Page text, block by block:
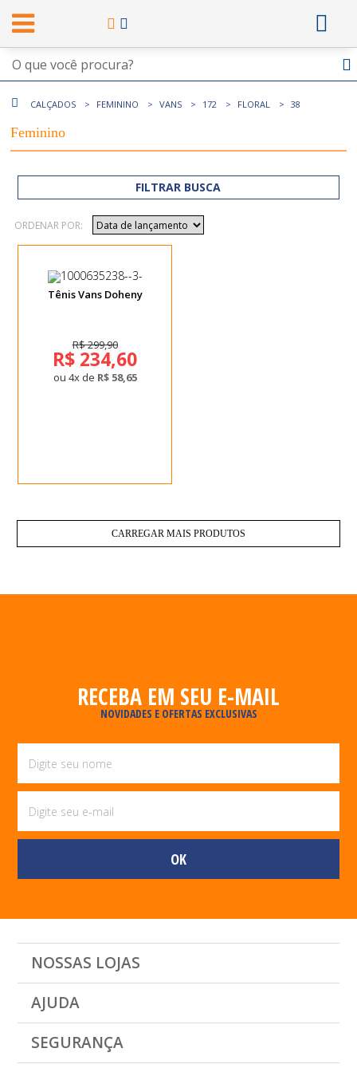
CALÇADOS FEMININO VANS 172 FLORAL 38
Feminino
FILTRAR BUSCA
ORDENAR POR:
Tênis Vans Doheny
R$ 299,90
R$ 234,60
ou 4x de R$ 58,65
CARREGAR MAIS PRODUTOS
RECEBA EM SEU E-MAIL
NOVIDADES E OFERTAS EXCLUSIVAS
NOSSAS LOJAS
AJUDA
SEGURANÇA